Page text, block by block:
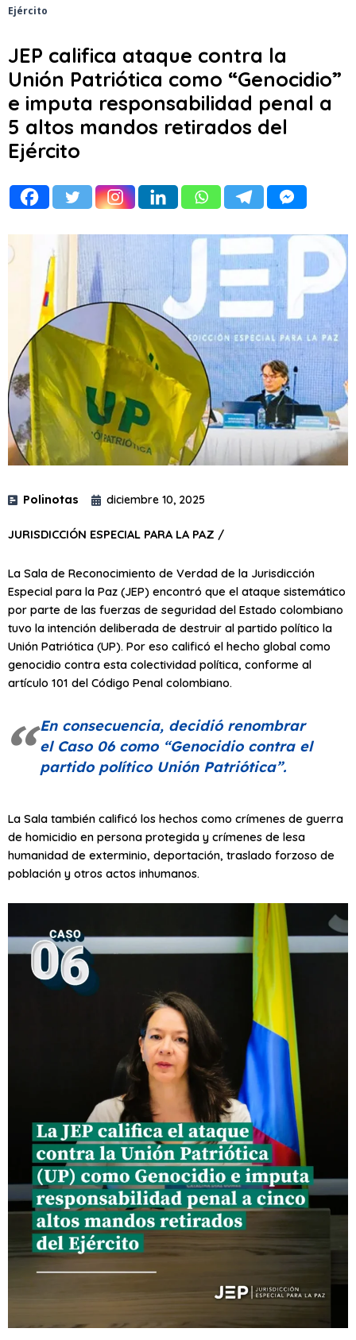
Ejército
JEP califica ataque contra la
Unión Patriótica como “Genocidio”
e imputa responsabilidad penal a
5 altos mandos retirados del
Ejército
Polinotas diciembre 10, 2025
JURISDICCIÓN ESPECIAL PARA LA PAZ /
La Sala de Reconocimiento de Verdad de la Jurisdicción
Especial para la Paz (JEP) encontró que el ataque sistemático
por parte de las fuerzas de seguridad del Estado colombiano
tuvo la intención deliberada de destruir al partido político la
Unión Patriótica (UP). Por eso calificó el hecho global como
genocidio contra esta colectividad política, conforme al
artículo 101 del Código Penal colombiano.
En consecuencia, decidió renombrar
el Caso 06 como “Genocidio contra el
partido político Unión Patriótica”.
La Sala también calificó los hechos como crímenes de guerra
de homicidio en persona protegida y crímenes de lesa
humanidad de exterminio, deportación, traslado forzoso de
población y otros actos inhumanos.